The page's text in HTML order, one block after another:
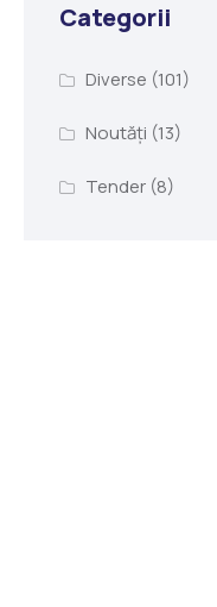
Categorii
Diverse (101)
Noutăți (13)
Tender(8)